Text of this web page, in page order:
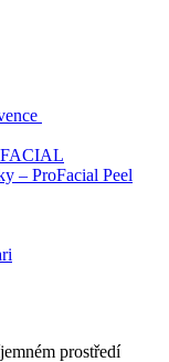
FACIAL
– ProFacial Peel
prostředí